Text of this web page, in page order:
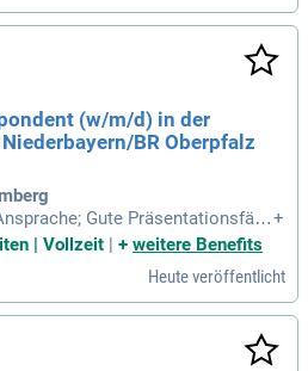
(w/m/d) in der
BR Oberpfalz
Gute Präsentationsfähi
Sicherheit in Bild und Ton; S
sowie der Hörfunktechnik;
+
| Vollzeit
+ weitere Benefits
Heute veröffentlicht